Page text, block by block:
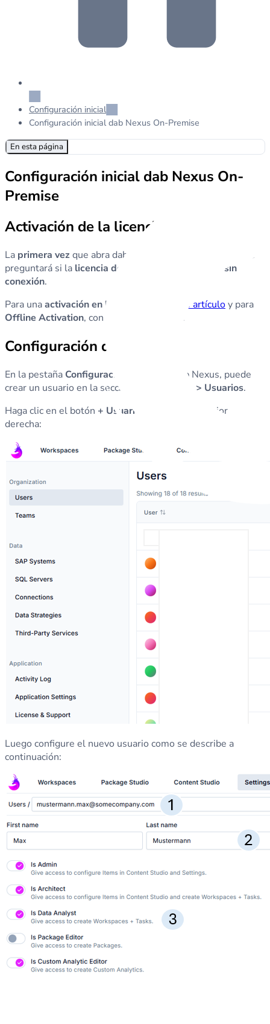
Configuración inicial
Configuración inicial dab Nexus On-Premise
En esta página
Configuración inicial dab Nexus On-
Premise
Activación de la licencia
La primera vezque abra dab Nexus en el navegador, se le
preguntará si la licencia debe activarse en línea o sin
conexión.
Para unaactivación en línea este artículoy para
Offline Activation, consulte .
Configuración de usuarios
En la pestaña Configuración
dentro de dab Nexus, puede
crear un usuario en la sección
Organización > Usuarios.
Haga clic en el botón + Usuario
en la parte superior
derecha:
Luego configure el nuevo usuario como se describe a
continuación: